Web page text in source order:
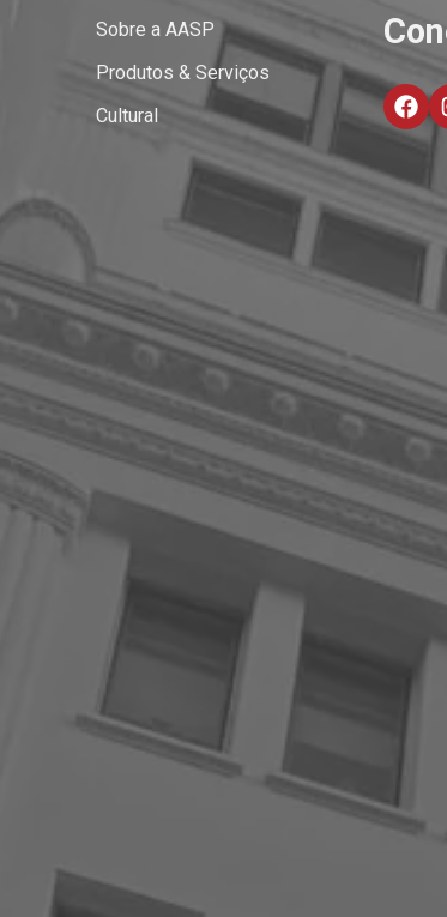
Sobre a AASP
Produtos & Serviços
Cultural